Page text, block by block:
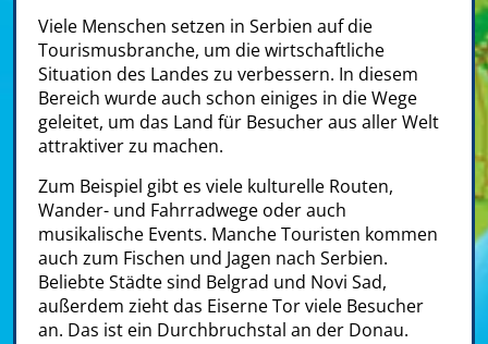
Viele Menschen setzen in Serbien auf die
Tourismusbranche, um die wirtschaftliche
Situation des Landes zu verbessern. In diesem
Bereich wurde auch schon einiges in die Wege
geleitet, um das Land für Besucher aus aller Welt
attraktiver zu machen.
Zum Beispiel gibt es viele kulturelle Routen,
Wander- und Fahrradwege oder auch
musikalische Events. Manche Touristen kommen
auch zum Fischen und Jagen nach Serbien.
Beliebte Städte sind Belgrad und Novi Sad,
außerdem zieht das Eiserne Tor viele Besucher
an. Das ist ein Durchbruchstal an der Donau.